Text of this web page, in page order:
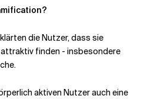
die Nutzer, dass sie
finden - insbesondere
aktiven Nutzer auch eine